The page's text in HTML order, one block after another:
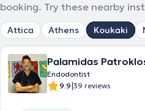
booking. Try these nearby
Attica Athens Koukaki
Palamidas
Endodontist
9.9|39 reviews